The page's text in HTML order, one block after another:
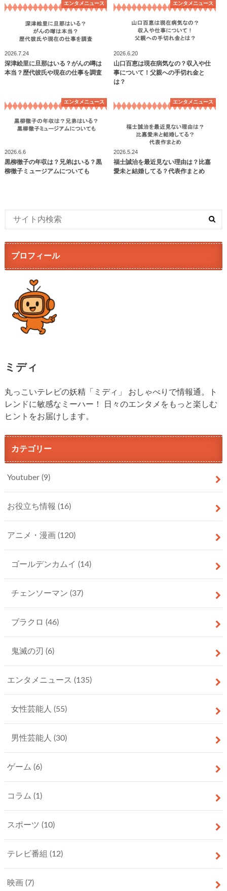
エンタメニュース
2026.7.24
深津絵里に旦那はいる？がんの噂は
本当？歴代彼氏や現在の仕事を調査
エンタメニュース
2026.6.20
山口百恵は現在病気なの？収入や仕
事について！父親への手切れ金と
は？
エンタメニュース
2026.6.6
黒柳徹子の年収は？兄弟はいる？黒
柳徹子ミュージアムについても
エンタメニュース
2026.5.24
福士誠治を最近見ない理由は？比嘉
愛未と結婚してる？代表作まとめ
プロフィール
ミディ
丸っこいテレビの妖精「ミディ」 おしゃべりで情報通。ト
レンドに敏感なミーハー！ 日々のエンタメをもっと楽しむ
ヒントをお届けします。
カテゴリー
Youtuber (9)
お役立ち情報 (16)
アニメ・漫画 (120)
ゴールデンカムイ (14)
チェンソーマン (37)
ブラクロ (46)
鬼滅の刃 (6)
エンタメニュース (135)
女性芸能人 (55)
男性芸能人 (30)
ゲーム (6)
コラム (1)
スポーツ (10)
テレビ番組 (12)
映画 (7)